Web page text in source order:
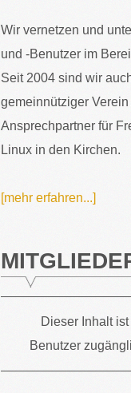
Wir vernetzen und
und -Benutzer im
Seit 2004 sind wir
gemeinnütziger Verein
Ansprechpartner für
Linux in den Kirchen.
[mehr erfahren...]
Dieser Inhalt
Benutzer